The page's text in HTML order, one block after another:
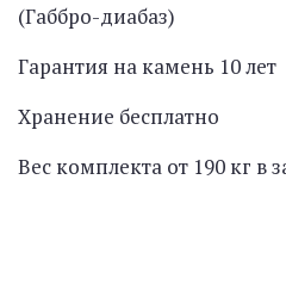
(Габбро-диабаз)
Гарантия на камень 10 лет
Хранение бесплатно
Вес комплекта от 190 кг в